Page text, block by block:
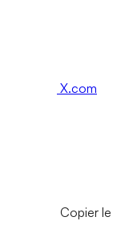
X.com
Copier le